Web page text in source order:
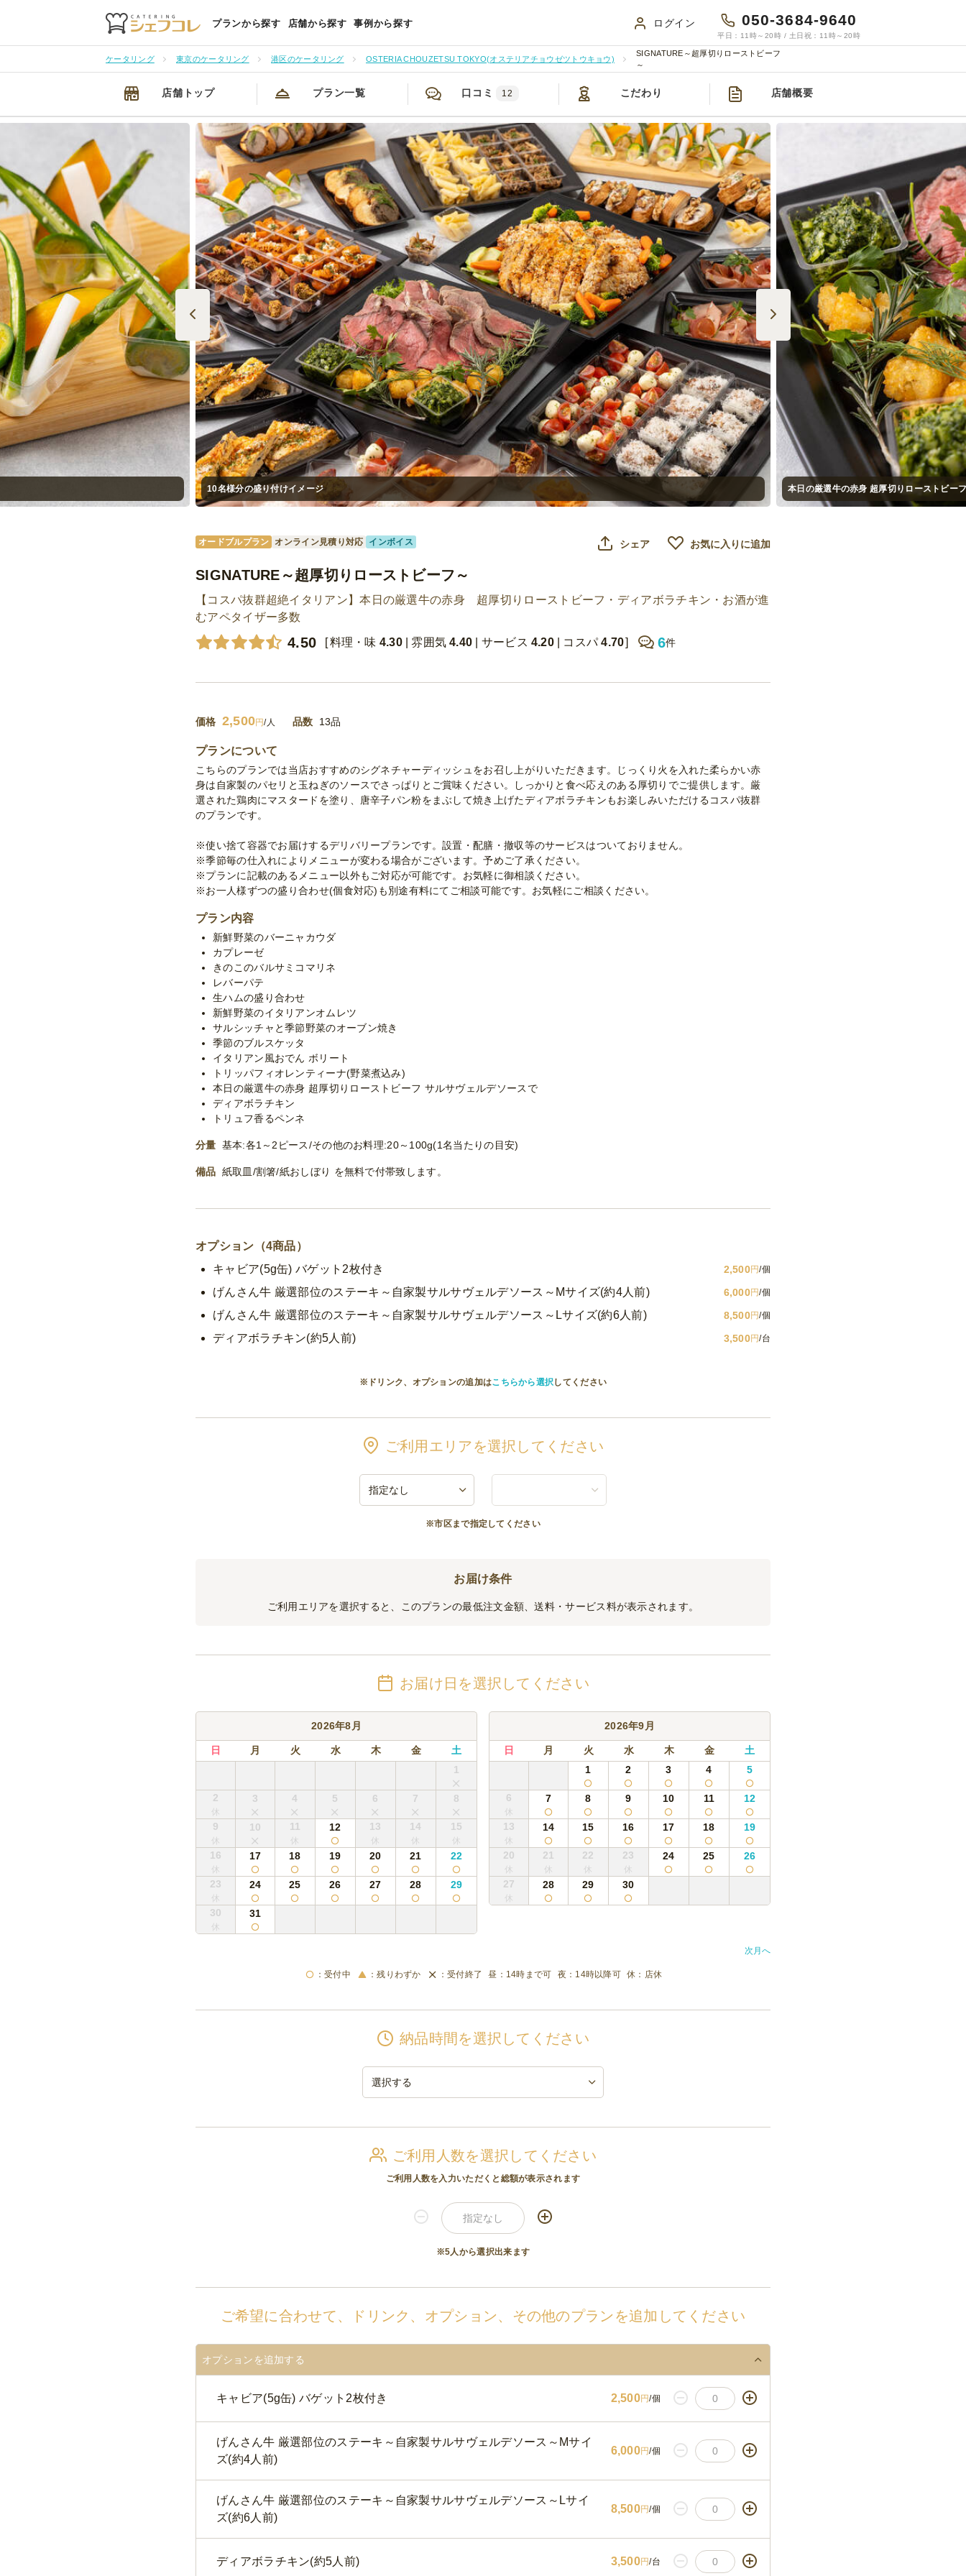
プランから探す 店舗から探す 事例から探す ログイン 050-3684-9640
平日：11時～20時 / 土日祝：11時～20時
ケータリング 東京のケータリング 港区のケータリング OSTERIA CHOUZETSU TOKYO(オステリアチョウゼツトウキョウ)
SIGNATURE～超厚切りローストビーフ
～
店舗トップ プラン一覧 口コミ 12 こだわり 店舗概要
10名様分の盛り付けイメージ 本日の厳選牛の赤身 超厚切りローストビー
オードブルプラン オンライン見積り対応 インボイス シェア お気に入りに追加
SIGNATURE～超厚切りローストビーフ～
【コスパ抜群超絶イタリアン】本日の厳選牛の赤身 超厚切りローストビーフ・ディアボラチキン・お酒が進
むアペタイザー多数
4.50 料理・味 4.30 雰囲気 4.40 サービス 4.20 コスパ 4.70 6件
価格 2,500円/人 品数 13品
プランについて
こちらのプランでは当店おすすめのシグネチャーディッシュをお召し上がりいただきます。じっくり火を入れた柔らかい赤
身は自家製のパセリと玉ねぎのソースでさっぱりとご賞味ください。しっかりと食べ応えのある厚切りでご提供します。厳
選された鶏肉にマスタードを塗り、唐辛子パン粉をまぶして焼き上げたディアボラチキンもお楽しみいただけるコスパ抜群
のプランです。
※使い捨て容器でお届けするデリバリープランです。設置・配膳・撤収等のサービスはついておりません。
※季節毎の仕入れによりメニューが変わる場合がございます。予めご了承ください。
※プランに記載のあるメニュー以外もご対応が可能です。お気軽に御相談ください。
※お一人様ずつの盛り合わせ(個食対応)も別途有料にてご相談可能です。お気軽にご相談ください。
プラン内容
新鮮野菜のバーニャカウダ
カプレーゼ
きのこのバルサミコマリネ
レバーパテ
生ハムの盛り合わせ
新鮮野菜のイタリアンオムレツ
サルシッチャと季節野菜のオーブン焼き
季節のブルスケッタ
イタリアン風おでん ボリート
トリッパフィオレンティーナ(野菜煮込み)
本日の厳選牛の赤身 超厚切りローストビーフ サルサヴェルデソースで
ディアボラチキン
トリュフ香るペンネ
分量 基本:各1～2ピース/その他のお料理:20～100g(1名当たりの目安)
備品 紙取皿/割箸/紙おしぼり を無料で付帯致します。
オプション（4商品）
キャビア(5g缶) バゲット2枚付き
2,500円/個
げんさん牛 厳選部位のステーキ～自家製サルサヴェルデソース～Mサイズ(約4人前) 6,000円/個
げんさん牛 厳選部位のステーキ～自家製サルサヴェルデソース～Lサイズ(約6人前) 8,500円/個
ディアボラチキン(約5人前) 3,500円/台
※ドリンク、オプションの追加はこちらから選択してください
ご利用エリアを選択してください
※市区まで指定してください
お届け条件
ご利用エリアを選択すると、このプランの最低注文金額、送料・サービス料が表示されます。
お届け日を選択してください
2026年8月
日 月 火 水 木 金
土
1
2 3 4 5 6 7 8
9 10 11 12 13 14 15
16 17 18 19 20 21 22
23 24 25 26 27 28 29
30 31
2026年9月
日 月 火 水 木 金
土
1
2 3 4 5
6 7 8 9 10 11 12
13 14 15 16 17 18 19
20 21 22 23 24 25 26
27 28 29 30
次月へ
受付中 残りわずか 受付終了 14時まで可 14時以降可 店休
納品時間を選択してください
ご利用人数を選択してください
ご利用人数を入力いただくと総額が表示されます
※5人から選択出来ます
ご希望に合わせて、ドリンク、オプション、その他のプランを追加してください
オプションを追加する
キャビア(5g缶) バゲット2枚付き 2,500円/個
げんさん牛 厳選部位のステーキ～自家製サルサヴェルデソース～Mサイ
ズ(約4人前)
6,000円/個
げんさん牛 厳選部位のステーキ～自家製サルサヴェルデソース～Lサイ
ズ(約6人前)
8,500円/個
ディアボラチキン(約5人前) 3,500円/台